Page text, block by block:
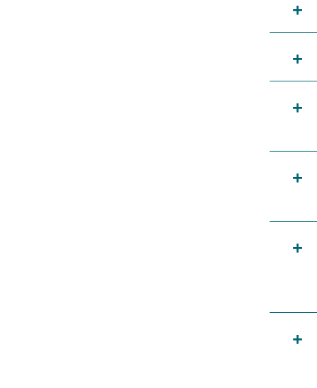
+
+
+
+
+
+